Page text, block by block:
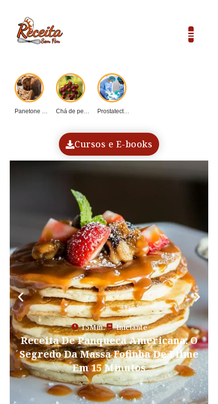
Panetone caseiro vs.... Chá de pequi:... Prostatectomia: Guia completo...
Cursos e E-books
30Min. Iniciante
Receita Sopa De Ervilha: O Segredo
Do Caldo Cremoso Com Bacon Em
30 Minutos